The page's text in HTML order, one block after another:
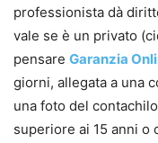
professionista dà
vale se è un privato
pensare Garanzia
giorni, allegata a una
una foto del
superiore ai 15 anni o